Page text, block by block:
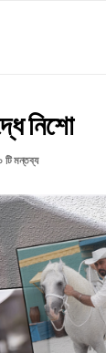
নিশো
টি মন্তব্য